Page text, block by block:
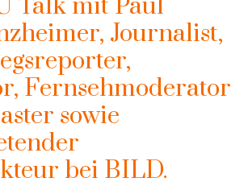
Journalist,
Fernsehmoderator
sowie
bei BILD.